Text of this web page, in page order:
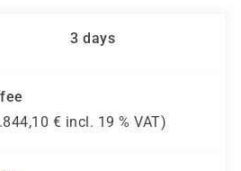
3 days
€ incl. 19 % VAT)